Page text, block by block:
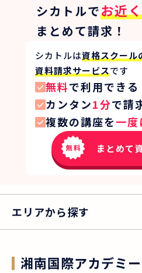
シカトルでお近
まとめて請求！
シカトルは資格スクール
資料請求サービスです
無料で利用できる
カンタン1分で請
複数の講座を一度
まとめて
エリアから探す
湘南国際アカデミー